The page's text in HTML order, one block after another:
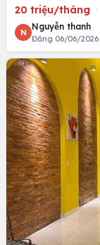
20 triệu/tháng ·
N
Nguyễn thanh
Đăng 06/06/2026